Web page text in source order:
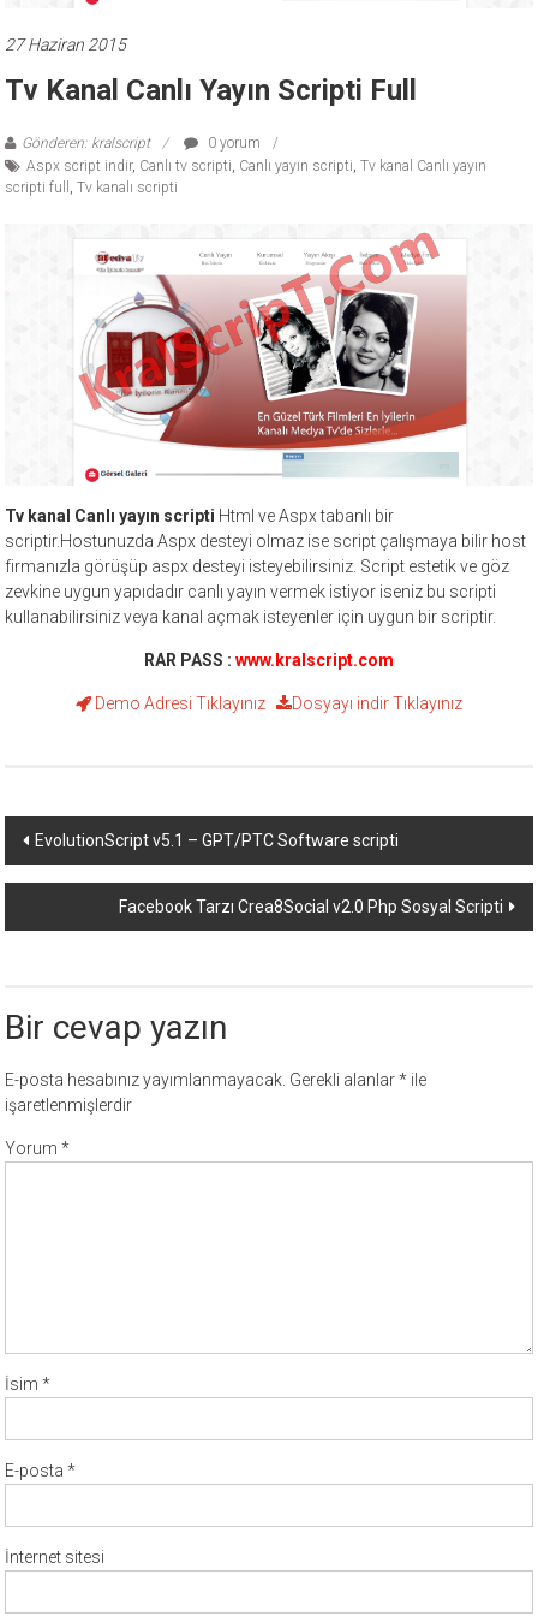
temalar,
wordpress
temaları,
php
temaları,
theme
27 Haziran 2015
Tv Kanal Canlı Yayın Scripti Full
Gönderen: kralscript
0 yorum
Aspx script indir, Canlı tv scripti, Canlı yayın scripti,Tv kanal Canlı yayın
scripti full ,Tv kanalı scripti
Tv kanal Canlı yayın scripti Html ve Aspx tabanlı bir
scriptir.Hostunuzda Aspx desteyi olmaz ise script çalışmaya bilir host
firmanızla görüşüp aspx desteyi isteyebilirsiniz. Script estetik ve göz
zevkine uygun yapıdadır canlı yayın vermek istiyor iseniz bu scripti
kullanabilirsiniz veya kanal açmak isteyenler için uygun bir scriptir.
RAR PASS : www.kralscript.com
Demo Adresi Tıklayınız Dosyayı indirTıklayınız
Yazı
dolaşımı
EvolutionScript v5.1 – GPT/PTC Software scripti
Facebook Tarzı Crea8Social v2.0 Php Sosyal Scripti
Bir cevap yazın
E-posta hesabınız yayımlanmayacak. Gerekli alanlar* ile
işaretlenmişlerdir
Yorum*
İsim*
E-posta*
İnternet sitesi